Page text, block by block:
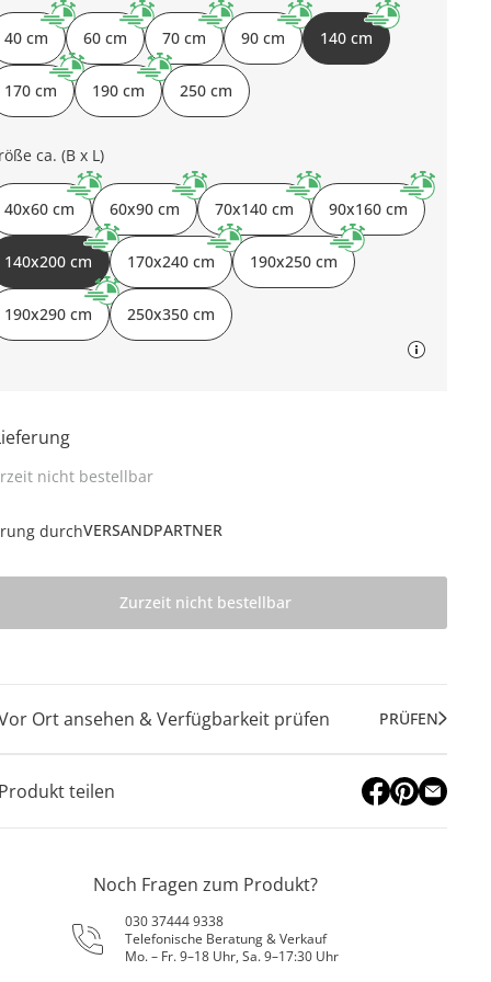
40 cm 60 cm 70 cm 90 cm 140 cm
170 cm 190 cm 250 cm
ca. (B x L)
40x60 cm 60x90 cm 70x140 cm 90x160 cm
140x200 cm 170x240 cm 190x250 cm
190x290 cm 250x350 cm
nicht bestellbar
durchVERSANDPARTNER
Zurzeit nicht bestellbar
Ort ansehen & Verfügbarkeit prüfen PRÜFEN
teilen
Noch Fragen zum Produkt?
030 37444 9338
Telefonische Beratung & Verkauf
Mo. – Fr. 9–18 Uhr, Sa. 9–17:30 Uhr